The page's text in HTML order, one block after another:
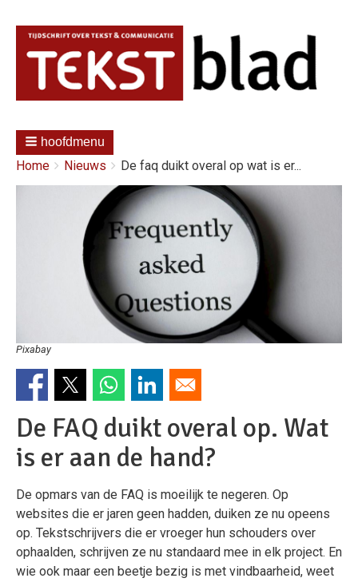
hoofdmenu
Kruimelpad
You
Home Nieuws
De faq duikt overal op wat is er...
Pixabay
De FAQ duikt overal op. Wat
is er aan de hand?
De opmars van de FAQ is moeilijk te negeren. Op
websites die er jaren geen hadden, duiken ze nu opeens
op. Tekstschrijvers die er vroeger hun schouders over
ophaalden, schrijven ze nu standaard mee in elk project. En
wie ook maar een beetje bezig is met vindbaarheid, weet